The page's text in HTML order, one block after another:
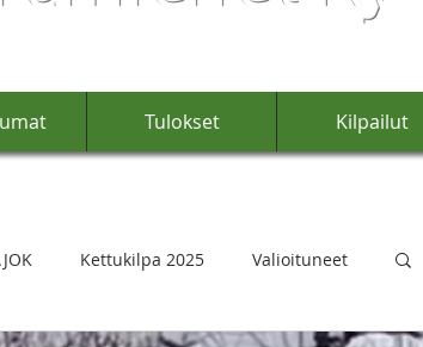
Tulokset Kilpailut
Kettukilpa 2025 Valioituneet